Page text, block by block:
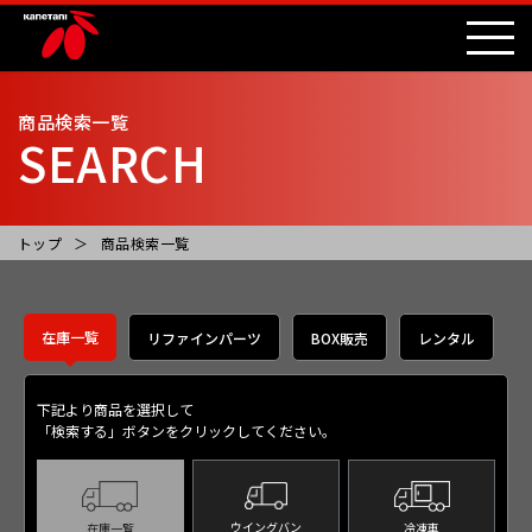
商品検索一覧
SEARCH
トップ 商品検索一覧
在庫一覧 リファインパーツ BOX販売 レンタル
下記より商品を選択して
「検索する」ボタンをクリックしてください。
在庫一覧 ウイングバン 冷凍車